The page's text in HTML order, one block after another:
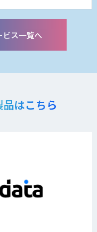
ビス一覧へ
はこちら